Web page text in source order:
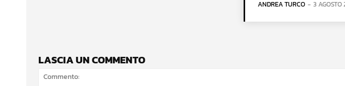
ANDREA TURCO - 3
LASCIA UN COMMENTO